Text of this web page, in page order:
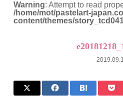
Warning: Attempt to read
/home/mot/pastelart-
content/themes/